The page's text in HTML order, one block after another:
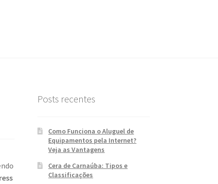
Posts recentes
Como Funciona o Aluguel de
Equipamentos pela Internet?
Veja as Vantagens
Cera de Carnaúba: Tipos e
Classificações